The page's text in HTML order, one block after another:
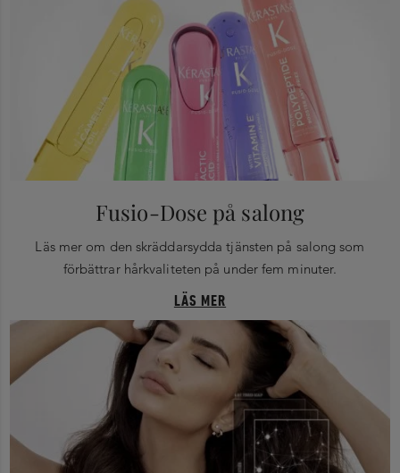
Fusio-Dose på salong
Läs mer om den skräddarsydda tjänsten på salong som
förbättrar hårkvaliteten på under fem minuter.
LÄS MER